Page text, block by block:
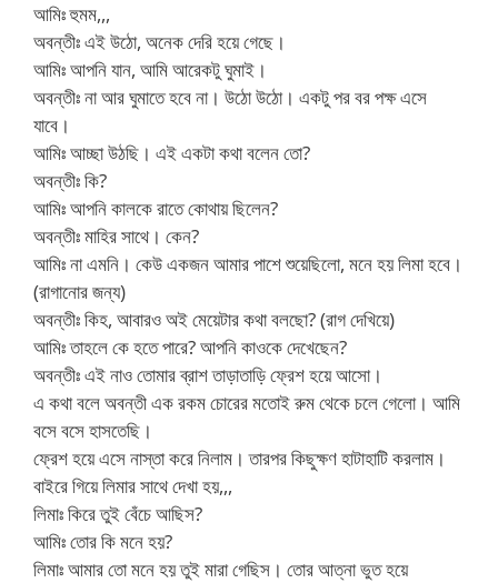
আমিঃ হুমম,,,
অবন্তীঃ এই উঠো, অনেক দেরি হয়ে গেছে।
আমিঃ আপনি যান, আমি আরেকটু ঘুমাই।
অবন্তীঃ না আর ঘুমাতে হবে না। উঠো উঠো। একটু পর বর পক্ষ এসে
যাবে।
আমিঃ আচ্ছা উঠছি। এই একটা কথা বলেন তো?
অবন্তীঃ কি?
আমিঃ আপনি কালকে রাতে কোথায় ছিলেন?
অবন্তীঃ মাহির সাথে। কেন?
আমিঃ না এমনি। কেউ একজন আমার পাশে শুয়েছিলো, মনে হয় লিমা হবে।
(রাগানোর জন্য)
অবন্তীঃ কিহ, আবারও অই মেয়েটার কথা বলছো? (রাগ দেখিয়ে)
আমিঃ তাহলে কে হতে পারে? আপনি কাওকে দেখেছেন?
অবন্তীঃ এই নাও তোমার ব্রাশ তাড়াতাড়ি ফ্রেশ হয়ে আসো।
এ কথা বলে অবন্তী এক রকম চোরের মতোই রুম থেকে চলে গেলো। আমি
বসে বসে হাসতেছি।
ফ্রেশ হয়ে এসে নাস্তা করে নিলাম। তারপর কিছুক্ষণ হাটাহাটি করলাম।
বাইরে গিয়ে লিমার সাথে দেখা হয়,,,
লিমাঃ কিরে তুই বেঁচে আছিস?
আমিঃ তোর কি মনে হয়?
লিমাঃ আমার তো মনে হয় তুই মারা গেছিস। তোর আত্না ভুত হয়ে